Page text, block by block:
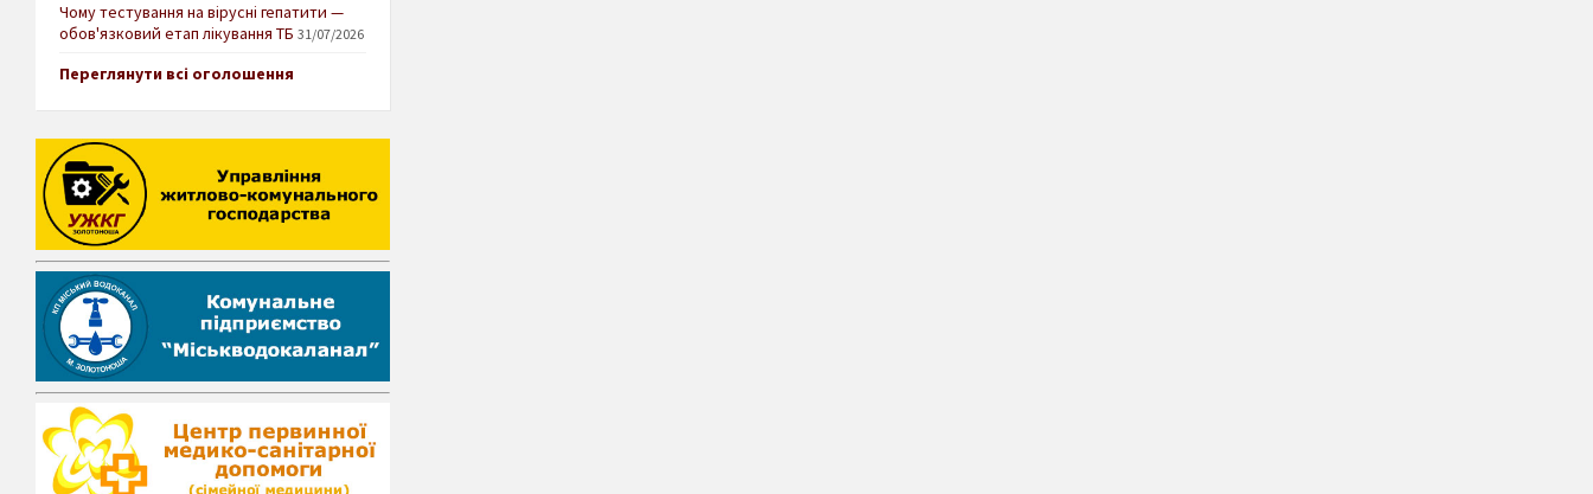
Чому тестування на вірусні гепатити —
обов'язковий етап лікування ТБ 31/07/2026
Переглянути всі оголошення